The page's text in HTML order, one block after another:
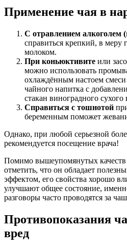
Применение чая в
С отравлением алкоголем (
справиться крепкий, в меру
молоком.
При коньюктивите или
можно использовать
охлаждённым настоем смеси
чайного напитка с
стакан виноградного сухого
Справиться с тошнотой
беременным поможет
Однако, при любой серьезной
рекомендуется посещение врача!
Помимо вышеупомянутых качеств
отметить, что он обладает
эффектом, его свойства хорошо
улучшают общее состояние,
разговоры часто проводятся за
Противопоказания
вред